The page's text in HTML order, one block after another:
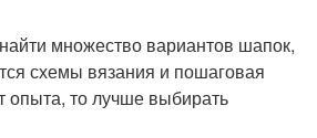
множество вариантов шапок,
схемы вязания и пошаговая
опыта, то лучше выбирать